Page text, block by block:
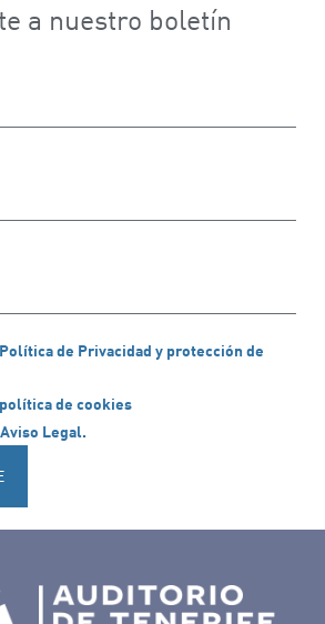
a nuestro boletín
de Privacidad y protección de
de cookies
Legal.